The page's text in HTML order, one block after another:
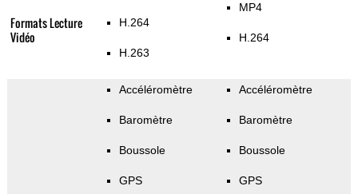
Formats Lecture
Vidéo
H.264
H.263
MP4
H.264
Accéléromètre
Baromètre
Boussole
GPS
Accéléromètre
Baromètre
Boussole
GPS